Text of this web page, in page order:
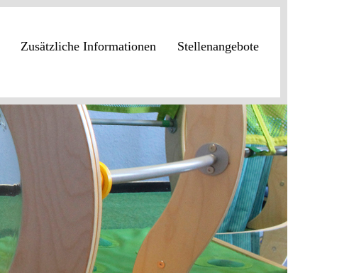
Zusätzliche Informationen Stellenangebote